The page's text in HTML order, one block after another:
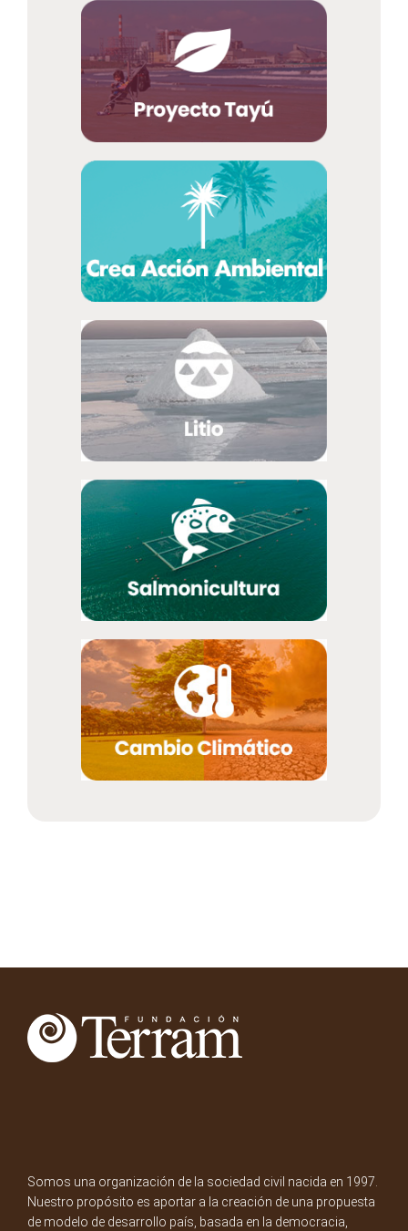
Somos una organización de la sociedad civil nacida en 1997.
Nuestro propósito es aportar a la creación de una propuesta
de modelo de desarrollo país, basada en la democracia,